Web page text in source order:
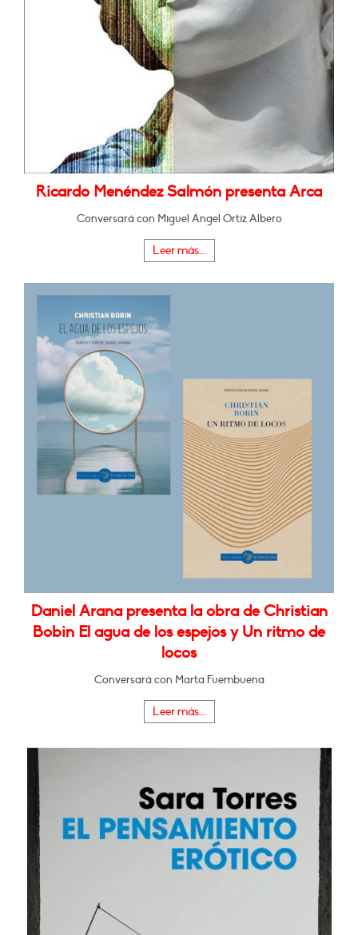
Ricardo Menéndez Salmón presenta Arca
Conversará con Miguel Ángel Ortíz Albero
Leer más...
Daniel Arana presenta la obra de Christian
Bobin El agua de los espejos y Un ritmo de
locos
Conversará con Marta Fuembuena
Leer más...